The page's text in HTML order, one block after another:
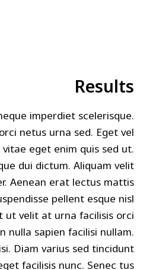
Results
imperdiet scelerisque.
netus urna sed. Eget vel
eget enim quis sed ut.
dui dictum. Aliquam velit
Aenean erat lectus mattis
pellent esque nisl
ut velit at urna facilisis orci
nulla sapien facilisi nullam.
Diam varius sed tincidunt
facilisis nunc. Senec tus